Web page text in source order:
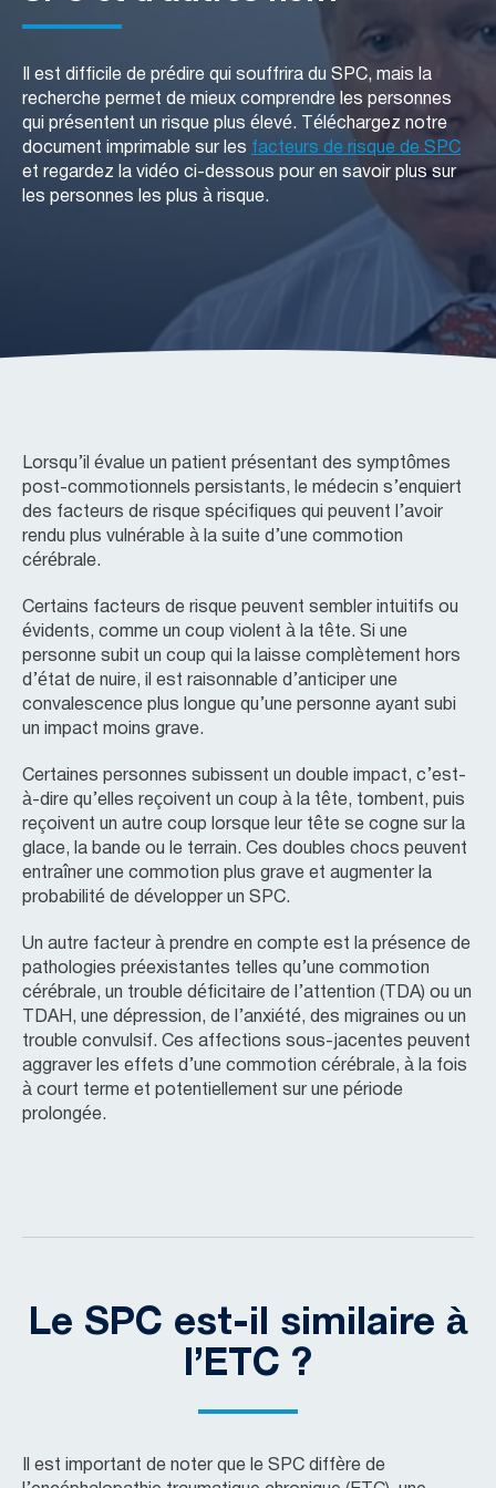
Consultez notre page Opération santé du
cerveau pour obtenir une bibliothèque de
ressources sur la santé du cerveau conçues pour
les membres de la communauté des Forces
armées.
et les symptômes peuvent persister pendant des
conséquences sur les activités quotidiennes et la
qualité de vie.
Il est difficile de prédire qui souffrira du SPC, mais la
recherche permet de mieux comprendre les personnes
qui présentent un risque plus élevé. Téléchargez notre
document imprimable sur les facteurs de risque de SPC
et regardez la vidéo ci-dessous pour en savoir plus sur
les personnes les plus à risque.
Lorsqu’il évalue un patient présentant des symptômes
post-commotionnels persistants, le médecin s’enquiert
des facteurs de risque spécifiques qui peuvent l’avoir
rendu plus vulnérable à la suite d’une commotion
cérébrale.
Certains facteurs de risque peuvent sembler intuitifs ou
évidents, comme un coup violent à la tête. Si une
personne subit un coup qui la laisse complètement hors
d’état de nuire, il est raisonnable d’anticiper une
convalescence plus longue qu’une personne ayant subi
un impact moins grave.
Certaines personnes subissent un double impact, c’est-
à-dire qu’elles reçoivent un coup à la tête, tombent, puis
reçoivent un autre coup lorsque leur tête se cogne sur la
glace, la bande ou le terrain. Ces doubles chocs peuvent
entraîner une commotion plus grave et augmenter la
probabilité de développer un SPC.
Un autre facteur à prendre en compte est la présence de
pathologies préexistantes telles qu’une commotion
cérébrale, un trouble déficitaire de l’attention (TDA) ou un
TDAH, une dépression, de l’anxiété, des migraines ou un
trouble convulsif. Ces affections sous-jacentes peuvent
aggraver les effets d’une commotion cérébrale, à la fois
à court terme et potentiellement sur une période
prolongée.
Le SPC est-il similaire à
l’ETC ?
Il est important de noter que le SPC diffère de